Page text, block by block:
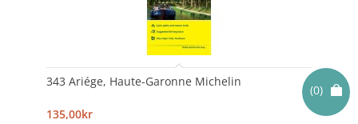
(0)
343 Ariége, Haute-Garonne Michelin
135,00kr